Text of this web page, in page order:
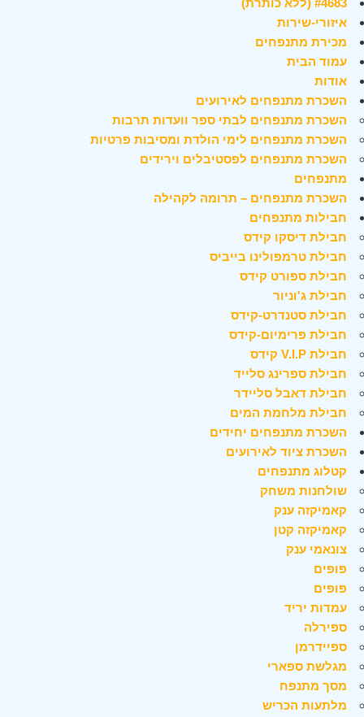
#4683 (ללא כותרת)
איזורי-שירות
מכירת מתנפחים
עמוד הבית
אודות
השכרת מתנפחים לאירועים
השכרת מתנפחים לבתי ספר וועדות תרבות
השכרת מתנפחים לימי הולדת ומסיבות פרטיות
השכרת מתנפחים לפסטיבלים וירידים
מתנפחים
השכרת מתנפחים – תרומה לקהילה
חבילות מתנפחים
חבילת דיסקו קידס
חבילת טרמפולינו בייביס
חבילת ספורט קידס
חבילת ג'וניור
חבילת סטנדרט-קידס
חבילת פרימיום-קידס
חבילת V.I.P קידס
חבילת ספרינג סלייד
חבילת דאבל סליידר
חבילת מלחמת המים
השכרת מתנפחים יחידים
השכרת ציוד לאירועים
קטלוג מתנפחים
שולחנות משחק
קאמיקזה ענק
קאמיקזה קטן
צונאמי ענק
פופים
פופים
עמדות יריד
ספירלה
ספיידרמן
מגלשת ספארי
מסך מתנפח
מלתעות הכריש